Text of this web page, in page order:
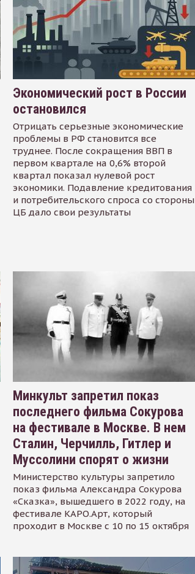
Экономический рост в России
остановился
Отрицать серьезные экономические
проблемы в РФ становится все
труднее. После сокращения ВВП в
первом квартале на 0,6% второй
квартал показал нулевой рост
экономики. Подавление кредитования
и потребительского спроса со стороны
ЦБ дало свои результаты
Минкульт запретил показ
последнего фильма Сокурова
на фестивале в Москве. В нем
Сталин, Черчилль, Гитлер и
Муссолини спорят о жизни
Министерство культуры запретило
показ фильма Александра Сокурова
«Сказка», вышедшего в 2022 году, на
фестивале КАРО.Арт, который
проходит в Москве с 10 по 15 октября